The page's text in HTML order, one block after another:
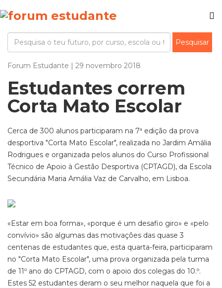
Forum Estudante | 29 novembro 2018
Estudantes correm
Corta Mato Escolar
Cerca de 300 alunos participaram na 7ª edição da prova
desportiva "Corta Mato Escolar", realizada no Jardim Amália
Rodrigues e organizada pelos alunos do Curso Profissional
Técnico de Apoio à Gestão Desportiva (CPTAGD), da Escola
Secundária Maria Amália Vaz de Carvalho, em Lisboa.
«Estar em boa forma», «porque é um desafio giro» e «pelo
convívio» são algumas das motivações das quase 3
centenas de estudantes que, esta quarta-feira, participaram
no "Corta Mato Escolar", uma prova organizada pela turma
de 11º ano do CPTAGD, com o apoio dos colegas do 10.º.
Estes 52 estudantes deram o seu melhor naquela que foi a